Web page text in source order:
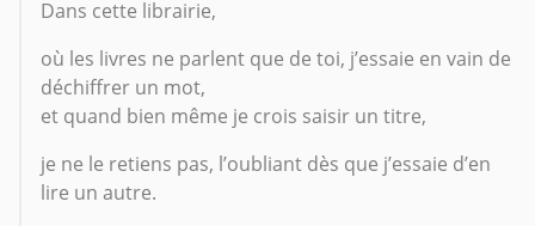
Dans cette librairie,
où les livres ne parlent que de toi, j’essaie en vain de
déchiffrer un mot,
et quand bien même je crois saisir un titre,
je ne le retiens pas, l’oubliant dès que j’essaie d’en
lire un autre.